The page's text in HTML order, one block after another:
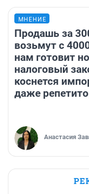
МНЕНИЕ
Продашь за
возьмут с
нам готовит
налоговый
коснется
даже
Анастасия